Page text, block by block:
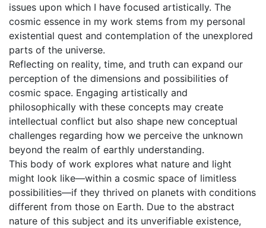
issues upon which I have focused artistically. The
cosmic essence in my work stems from my personal
existential quest and contemplation of the unexplored
parts of the universe.
Reflecting on reality, time, and truth can expand our
perception of the dimensions and possibilities of
cosmic space. Engaging artistically and
philosophically with these concepts may create
intellectual conflict but also shape new conceptual
challenges regarding how we perceive the unknown
beyond the realm of earthly understanding.
This body of work explores what nature and light
might look like—within a cosmic space of limitless
possibilities—if they thrived on planets with conditions
different from those on Earth. Due to the abstract
nature of this subject and its unverifiable existence,